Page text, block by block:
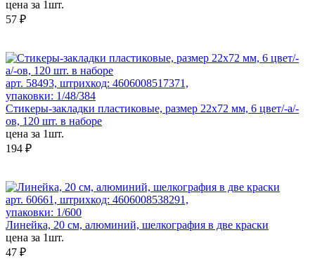
цена за 1шт.
57 ₽
арт. 58493, штрихкод: 4606008517371,
упаковки: 1/48/384
Стикеры-закладки пластиковые, размер 22х72 мм, 6 цвет/-а/-
ов, 120 шт. в наборе
цена за 1шт.
194 ₽
арт. 60661, штрихкод: 4606008538291,
упаковки: 1/600
Линейка, 20 см, алюминий, шелкография в две краски
цена за 1шт.
47 ₽